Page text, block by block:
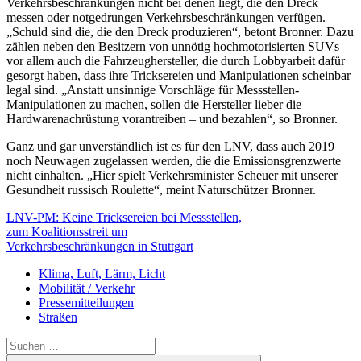
Verkehrsbeschränkungen nicht bei denen liegt, die den Dreck
messen oder notgedrungen Verkehrsbeschränkungen verfügen.
„Schuld sind die, die den Dreck produzieren“, betont Bronner. Dazu
zählen neben den Besitzern von unnötig hochmotorisierten SUVs
vor allem auch die Fahrzeughersteller, die durch Lobbyarbeit dafür
gesorgt haben, dass ihre Tricksereien und Manipulationen scheinbar
legal sind. „Anstatt unsinnige Vorschläge für Messstellen-
Manipulationen zu machen, sollen die Hersteller lieber die
Hardwarenachrüstung vorantreiben – und bezahlen“, so Bronner.
Ganz und gar unverständlich ist es für den LNV, dass auch 2019
noch Neuwagen zugelassen werden, die die Emissionsgrenzwerte
nicht einhalten. „Hier spielt Verkehrsminister Scheuer mit unserer
Gesundheit russisch Roulette“, meint Naturschützer Bronner.
LNV-PM: Keine Tricksereien bei Messstellen,
zum Koalitionsstreit um
Verkehrsbeschränkungen in Stuttgart
Klima, Luft, Lärm, Licht
Mobilität / Verkehr
Pressemitteilungen
Straßen
Suchen